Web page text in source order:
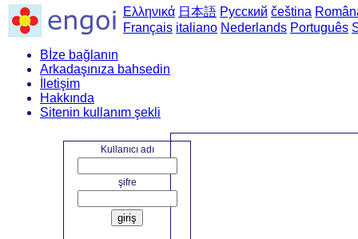
Ελληνικά 日本語 Русский čeština
Français italiano Nederlands Português
Bİze bağlanın
Arkadaşınıza bahsedin
İletişim
Hakkında
Sitenin kullanım şekli
Kullanıcı adı
şifre
giriş